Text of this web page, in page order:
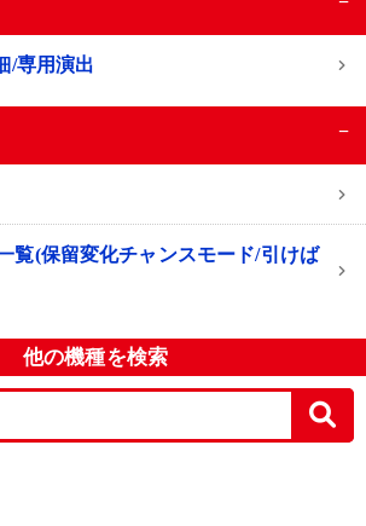
/専用演出
−
覧(保留変化チャンスモード/引けば
他の機種を検索